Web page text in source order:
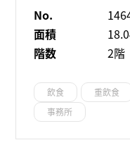
No.
面積
階数
2階
飲食 重飲食
事務所